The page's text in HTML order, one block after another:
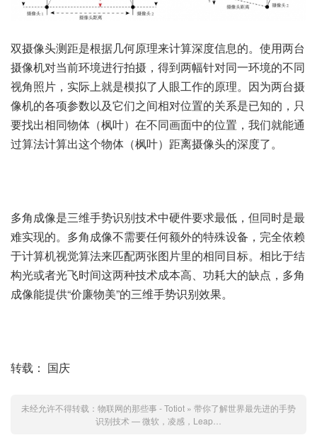
双摄像头测距是根据几何原理来计算深度信息的。使用两台
摄像机对当前环境进行拍摄，得到两幅针对同一环境的不同
视角照片，实际上就是模拟了人眼工作的原理。因为两台摄
像机的各项参数以及它们之间相对位置的关系是已知的，只
要找出相同物体（枫叶）在不同画面中的位置，我们就能通
过算法计算出这个物体（枫叶）距离摄像头的深度了。
多角成像是三维手势识别技术中硬件要求最低，但同时是最
难实现的。多角成像不需要任何额外的特殊设备，完全依赖
于计算机视觉算法来匹配两张图片里的相同目标。相比于结
构光或者光飞时间这两种技术成本高、功耗大的缺点，多角
成像能提供“价廉物美”的三维手势识别效果。
转载： 国庆
未经允许不得转载： 物联网的那些事 - Totiot » 带你了解世界最先进的手势
识别技术 — 微软，凌感，Leap…